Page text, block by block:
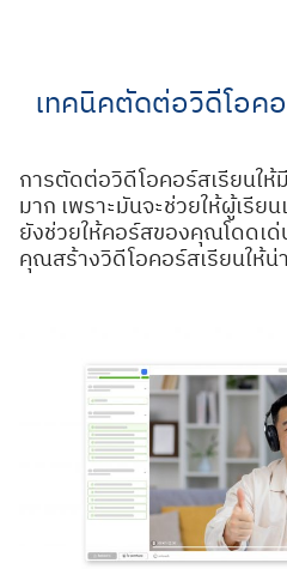
เทคนิคตัดต่อวิดีโอค
การตัดต่อวิดีโอคอร์สเรียนใ
มาก เพราะมันจะช่วยให้ผู้เรียน
ยังช่วยให้คอร์สของคุณโดดเด่
คุณสร้างวิดีโอคอร์สเรียนให้น่